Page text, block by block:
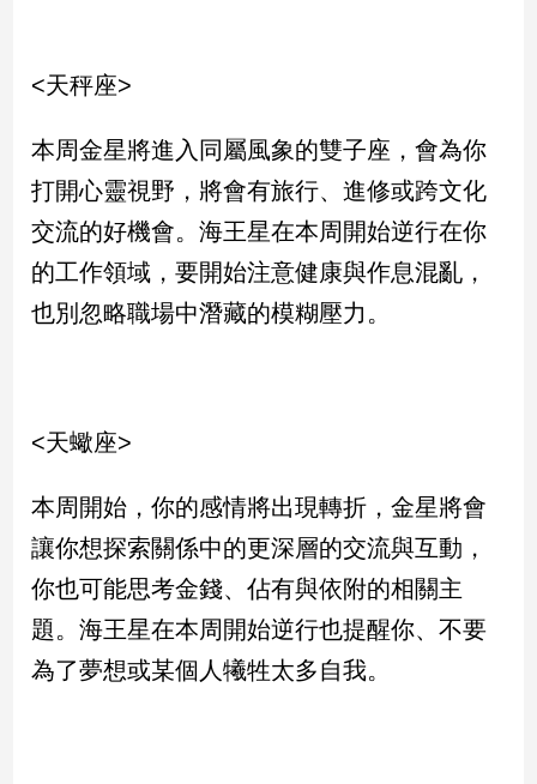
情
術
／
文
創
／
電
影
推
戲
動
寵
Pet
影
<天秤座>
本周金星將進入同屬風象的雙子座，會為你
打開心靈視野，將會有旅行、進修或跨文化
交流的好機會。海王星在本周開始逆行在你
的工作領域，要開始注意健康與作息混亂，
也別忽略職場中潛藏的模糊壓力。
<天蠍座>
本周開始，你的感情將出現轉折，金星將會
讓你想探索關係中的更深層的交流與互動，
你也可能思考金錢、佔有與依附的相關主
題。海王星在本周開始逆行也提醒你、不要
為了夢想或某個人犧牲太多自我。